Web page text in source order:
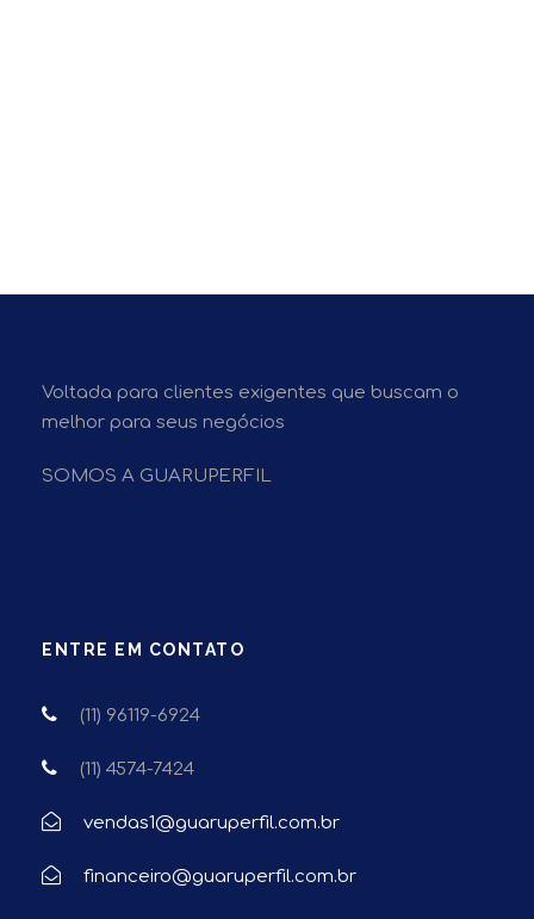
Voltada para clientes exigentes que buscam o
melhor para seus negócios
SOMOS A GUARUPERFIL
ENTRE EM CONTATO
(11) 96119-6924
(11) 4574-7424
vendas1@guaruperfil.com.br
financeiro@guaruperfil.com.br